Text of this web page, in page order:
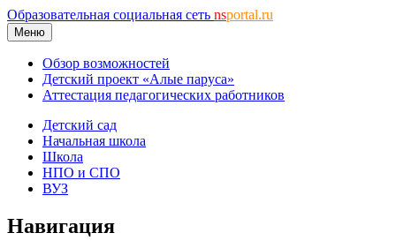
Образовательная социальная сеть nsportal.ru
Меню
Обзор возможностей
Детский проект «Алые паруса»
Аттестация педагогических работников
Детский сад
Начальная школа
Школа
НПО и СПО
ВУЗ
Навигация